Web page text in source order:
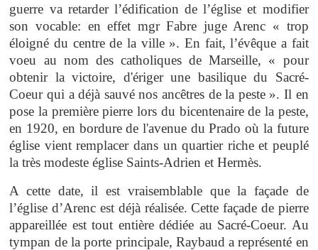
guerre va retarder l’édification de l’église et modifier
son vocable: en effet mgr Fabre juge Arenc « trop
éloigné du centre de la ville ». En fait, l’évêque a fait
voeu au nom des catholiques de Marseille, « pour
obtenir la victoire, d'ériger une basilique du Sacré-
Coeur qui a déjà sauvé nos ancêtres de la peste ». Il en
pose la première pierre lors du bicentenaire de la peste,
en 1920, en bordure de l'avenue du Prado où la future
église vient remplacer dans un quartier riche et peuplé
la très modeste église Saints-Adrien et Hermès.
A cette date, il est vraisemblable que la façade de
l’église d’Arenc est déjà réalisée. Cette façade de pierre
appareillée est tout entière dédiée au Sacré-Coeur. Au
tympan de la porte principale, Raybaud a représenté en